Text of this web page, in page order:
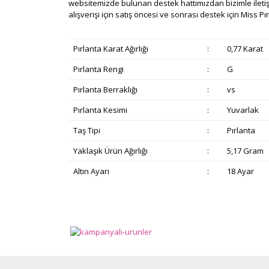
websitemizde bulunan destek hattımızdan bizimle
alışverişi için satış öncesi ve sonrası destek için Miss
Pırlanta Karat Ağırlığı :
0,77 Karat
Pırlanta Rengi
:
G
Pırlanta Berraklığı
:
vs
Pırlanta Kesimi
:
Yuvarlak
Taş Tipi
:
Pırlanta
Yaklaşık Ürün Ağırlığı
:
5,17 Gram
Altın Ayarı
: 18 Ayar